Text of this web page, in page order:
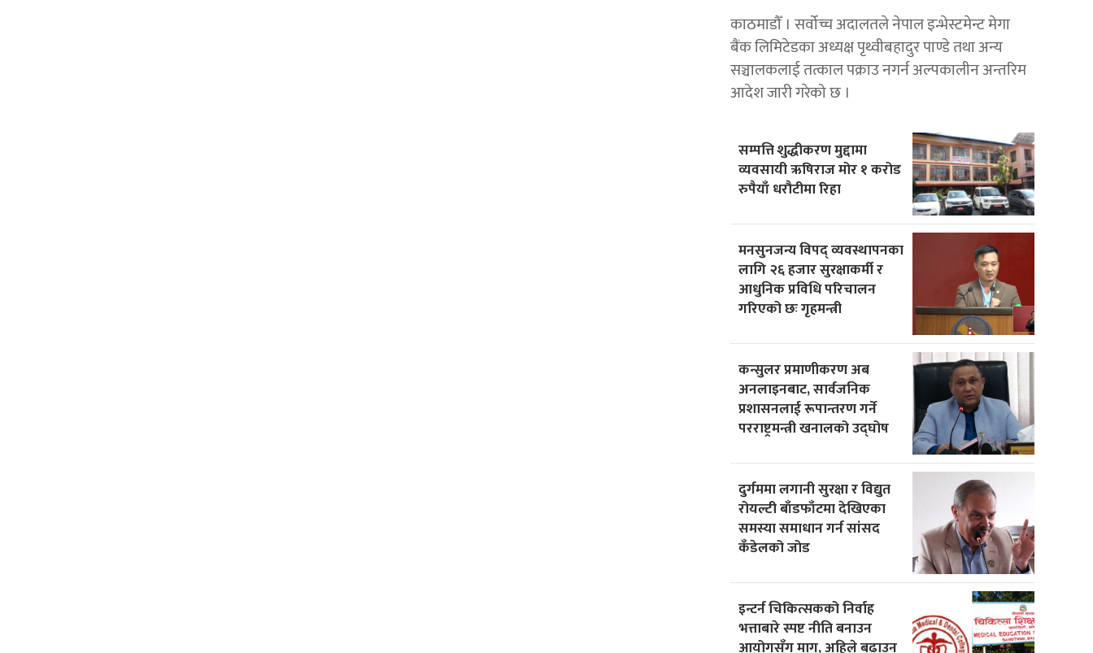
काठमाडौँ । सर्वोच्च अदालतले नेपाल इन्भेस्टमेन्ट मेगा
बैंक लिमिटेडका अध्यक्ष पृथ्वीबहादुर पाण्डे तथा अन्य
सञ्चालकलाई तत्काल पक्राउ नगर्न अल्पकालीन अन्तरिम
आदेश जारी गरेको छ ।
सम्पत्ति शुद्धीकरण मुद्दामा
व्यवसायी ऋषिराज मोर १ करोड
रुपैयाँ धरौटीमा रिहा
मनसुनजन्य विपद् व्यवस्थापनका
लागि २६ हजार सुरक्षाकर्मी र
आधुनिक प्रविधि परिचालन
गरिएको छः गृहमन्त्री
कन्सुलर प्रमाणीकरण अब
अनलाइनबाट, सार्वजनिक
प्रशासनलाई रूपान्तरण गर्ने
परराष्ट्रमन्त्री खनालको उद्घोष
दुर्गममा लगानी सुरक्षा र विद्युत
रोयल्टी बाँडफाँटमा देखिएका
समस्या समाधान गर्न सांसद
कँडेलको जोड
इन्टर्न चिकित्सकको निर्वाह
भत्ताबारे स्पष्ट नीति बनाउन
आयोगसँग माग, अहिले बढाउन